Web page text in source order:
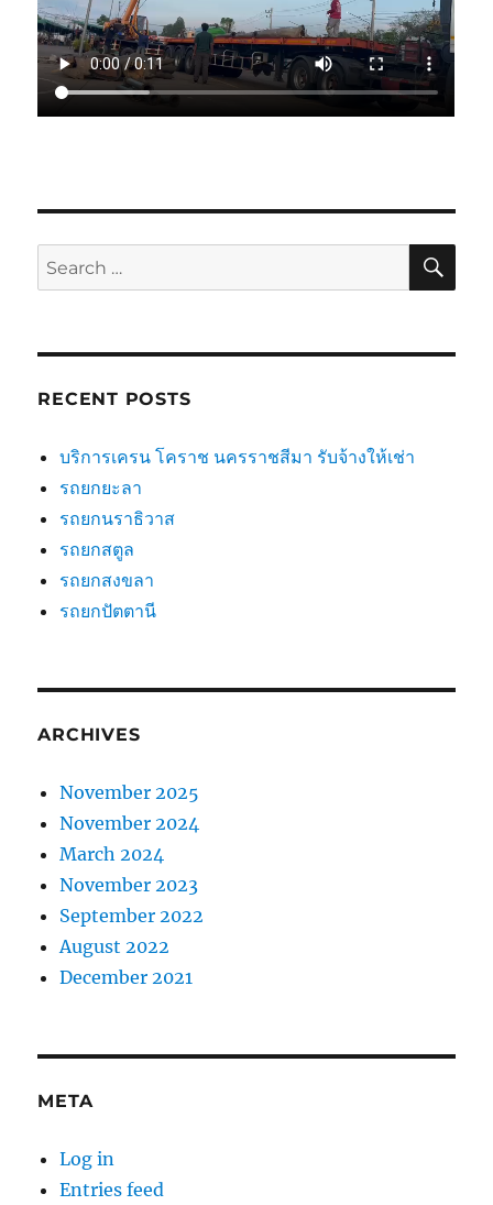
Search
for:
RECENT POSTS
บริการเครน โคราช นครราชสีมา รับจ้างให้เช่า
รถยกยะลา
รถยกนราธิวาส
รถยกสตูล
รถยกสงขลา
รถยกปัตตานี
ARCHIVES
November 2025
November 2024
March 2024
November 2023
September 2022
August 2022
December 2021
META
Log in
Entries feed